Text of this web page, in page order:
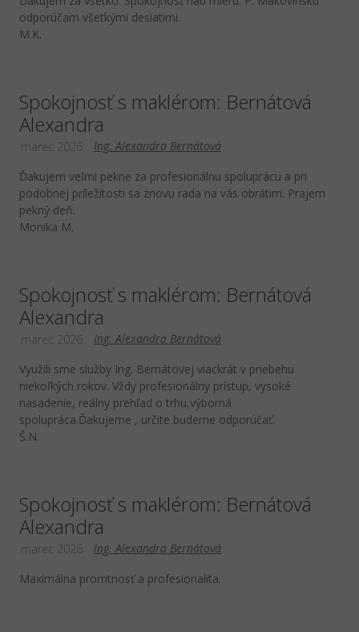
odporúčam všetkými desiatimi.
M.K.
Spokojnosť s maklérom: Bernátová
Alexandra
Ing. Alexandra Bernátová
marec 2026
Ďakujem veľmi pekne za profesionálnu spoluprácu a pri
podobnej príležitosti sa znovu rada na vás obrátim. Prajem
pekný deň.
Monika M.
Spokojnosť s maklérom: Bernátová
Alexandra
Ing. Alexandra Bernátová
marec 2026
Využili sme služby Ing. Bernátovej viackrát v priebehu
niekoľkých rokov. Vždy profesionálny prístup, vysoké
nasadenie, reálny prehľad o trhu,výborná
spolupráca.Ďakujeme , určite budeme odporúčať.
Š.N.
Spokojnosť s maklérom: Bernátová
Alexandra
Ing. Alexandra Bernátová
marec 2026
Maximálna promtnosť a profesionalita.